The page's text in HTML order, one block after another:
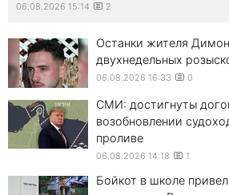
06.08.2026 15:14 2
Останки жителя
двухнедельных
06.08.2026 16:33 0
СМИ: достигнуты
возобновлении
проливе
06.08.2026 14:18 1
Бойкот в школе